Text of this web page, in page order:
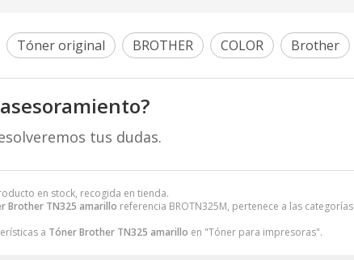
en stock, recogida en tienda.
Brother TN325 amarillo referencia BROTN325M, pertenece a las categorías
a Tóner Brother TN325 amarillo en "Tóner para impresoras".
Tóner original BROTHER COLOR Brother
tus dudas.